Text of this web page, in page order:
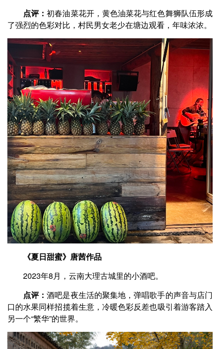
点评：初春油菜花开，黄色油菜花与红色舞狮队伍形成
了强烈的色彩对比，村民男女老少在塘边观看，年味浓浓。
《夏日甜蜜》唐茜作品
2023年8月，云南大理古城里的小酒吧。
点评：酒吧是夜生活的聚集地，弹唱歌手的声音与店门
口的水果同样招揽着生意，冷暖色彩反差也吸引着游客踏入
另一个“繁华”的世界。